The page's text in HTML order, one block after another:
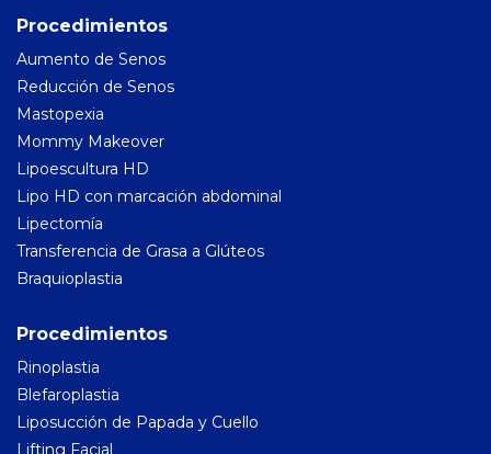
Procedimientos
Aumento de Senos
Reducción de Senos
Mastopexia
Mommy Makeover
Lipoescultura HD
Lipo HD con marcación abdominal
Lipectomía
Transferencia de Grasa a Glúteos
Braquioplastia
Procedimientos
Rinoplastia
Blefaroplastia
Liposucción de Papada y Cuello
Lifting Facial